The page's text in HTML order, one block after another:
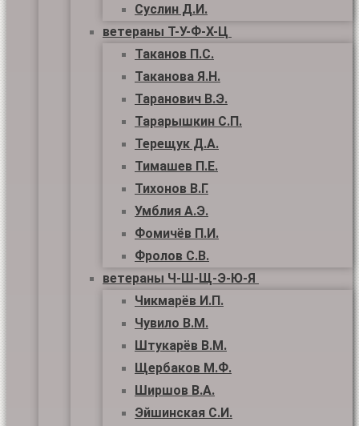
Суслин Д.И.
ветераны Т-У-Ф-Х-Ц
Таканов П.С.
Таканова Я.Н.
Таранович В.Э.
Тарарышкин С.П.
Терещук Д.А.
Тимашев П.Е.
Тихонов В.Г.
Умблия А.Э.
Фомичёв П.И.
Фролов С.В.
ветераны Ч-Ш-Щ-Э-Ю-Я
Чикмарёв И.П.
Чувило В.М.
Штукарёв В.М.
Щербаков М.Ф.
Ширшов В.А.
Эйшинская С.И.